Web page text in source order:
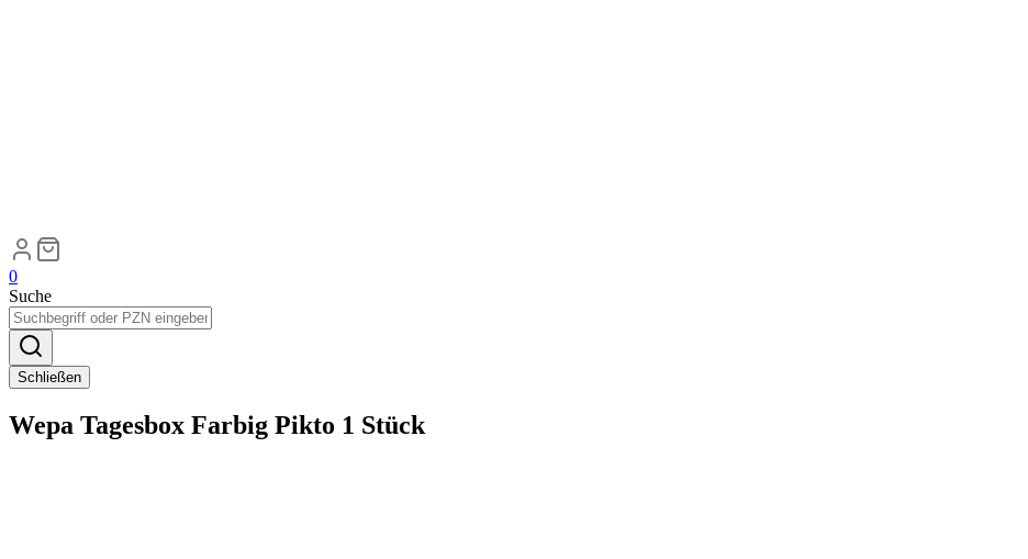
0
Suche
Schließen
Wepa Tagesbox Farbig Pikto 1 Stück